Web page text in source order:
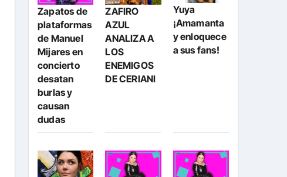
Zapatos de
plataformas
de Manuel
Mijares en
concierto
desatan
burlas y
causan
dudas
ZAFIRO
AZUL
ANALIZA A
LOS
ENEMIGOS
DE CERIANI
Yuya
¡Amamanta
y enloquece
a sus fans!